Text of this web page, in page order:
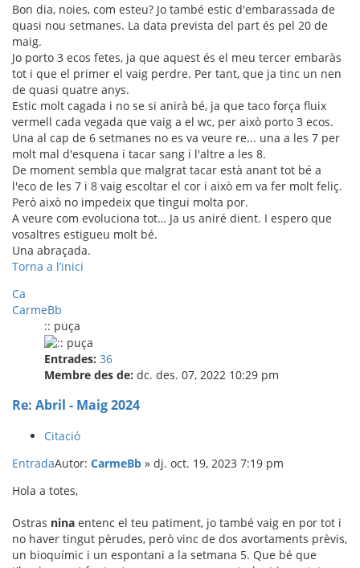
Bon dia, noies, com esteu? Jo també estic d'embarassada de
quasi nou setmanes. La data prevista del part és pel 20 de
maig.
Jo porto 3 ecos fetes, ja que aquest és el meu tercer embaràs
tot i que el primer el vaig perdre. Per tant, que ja tinc un nen
de quasi quatre anys.
Estic molt cagada i no se si anirà bé, ja que taco força fluix
vermell cada vegada que vaig a el wc, per això porto 3 ecos.
Una al cap de 6 setmanes no es va veure re... una a les 7 per
molt mal d'esquena i tacar sang i l'altre a les 8.
De moment sembla que malgrat tacar està anant tot bé a
l'eco de les 7 i 8 vaig escoltar el cor i això em va fer molt feliç.
Però això no impedeix que tingui molta por.
A veure com evoluciona tot… Ja us aniré dient. I espero que
vosaltres estigueu molt bé.
Una abraçada.
Torna a l’inici
Ca
CarmeBb
:: puça
Entrades: 36
Membre des de: dc. des. 07, 2022 10:29 pm
Re: Abril - Maig 2024
Citació
EntradaAutor: CarmeBb » dj. oct. 19, 2023 7:19 pm
Hola a totes,
Ostras nina entenc el teu patiment, jo també vaig en por tot i
no haver tingut pèrudes, però vinc de dos avortaments prèvis,
un bioquímic i un espontani a la setmana 5. Que bé que